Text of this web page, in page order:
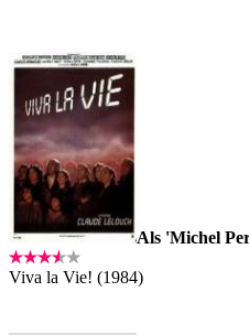
Als 'Michel
Viva la Vie! (1984)